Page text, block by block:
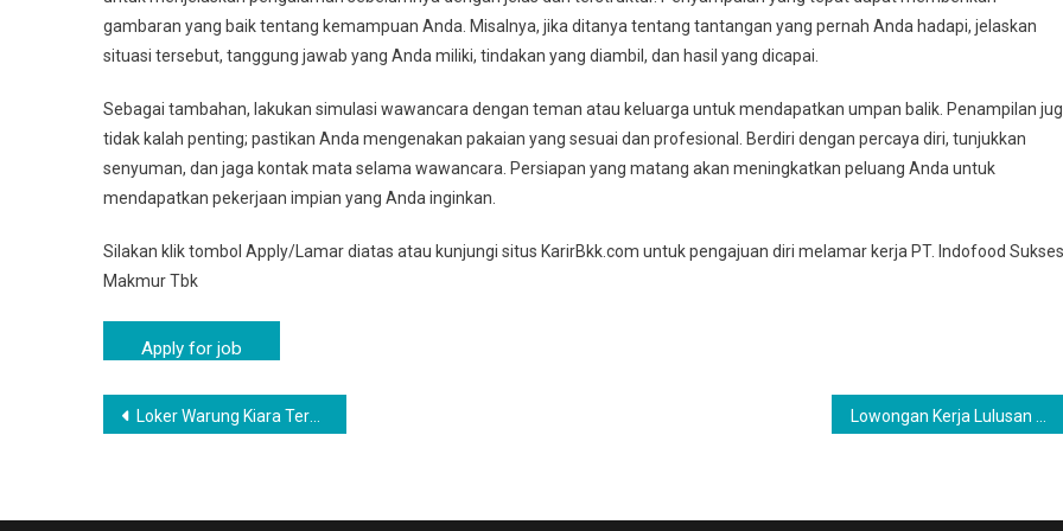
gambaran yang baik tentang kemampuan Anda. Misalnya, jika ditanya tentang tantangan yang pernah Anda hadapi, jelaskan
situasi tersebut, tanggung jawab yang Anda miliki, tindakan yang diambil, dan hasil yang dicapai.
Sebagai tambahan, lakukan simulasi wawancara dengan teman atau keluarga untuk mendapatkan umpan balik. Penampilan
tidak kalah penting; pastikan Anda mengenakan pakaian yang sesuai dan profesional. Berdiri dengan percaya diri, tunjukkan
senyuman, dan jaga kontak mata selama wawancara. Persiapan yang matang akan meningkatkan peluang Anda untuk
mendapatkan pekerjaan impian yang Anda inginkan.
Silakan klik tombol Apply/Lamar diatas atau kunjungi situs KarirBkk.com untuk pengajuan diri melamar kerja PT. Indofood Sukses
Makmur Tbk
Navigasi
Loker Warung Kiara Terbaru 2025 | INFO Lowongan Kerja Terbaru Warung Kiara PT INDOFOOD